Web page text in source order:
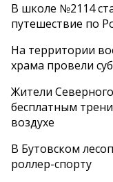
В школе №2114
путешествие по
На территории
храма провели
Жители
бесплатным
воздухе
В Бутовском
роллер-спорту